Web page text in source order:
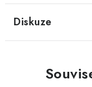
Diskuze